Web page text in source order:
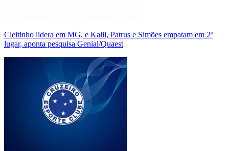
Cleitinho lidera em MG, e Kalil, Patrus e Simões empatam em 2º
lugar, aponta pesquisa Genial/Quaest